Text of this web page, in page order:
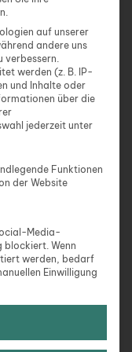
oder doch nur
Fall eine
sich vor
und
jedoch ist
zu
auch nach dem
auch die
Ausgleich zur
hat seine
gibt es in der
Vorteil sein
Verbindlichkeit
auf unserer
andere uns
verbessern.
werden (z. B. IP-
und Inhalte oder
über die
jederzeit unter
für die eine
Funktionen
der Website
Media-
Wenn
werden, bedarf
Einwilligung